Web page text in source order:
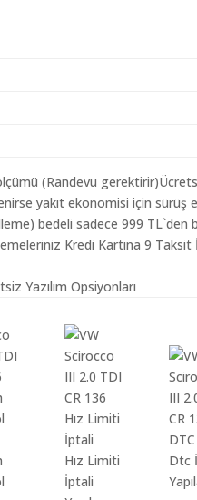
(Randevu
yakıt ekonomisi için sürüş
bedeli sadece 999 TL`den
Kredi Kartına 9 Taksit
Yazılım Opsiyonları
Hız Limiti
İptali
Dtc